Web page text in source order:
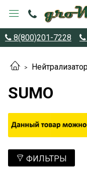
8(800)201-7228
SUMO
ФИЛЬТРЫ